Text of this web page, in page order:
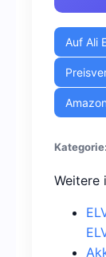
Auf Ali
Kategorie:
Weitere